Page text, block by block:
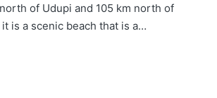
of Udupi and 105 km north of
is a scenic beach that is a…